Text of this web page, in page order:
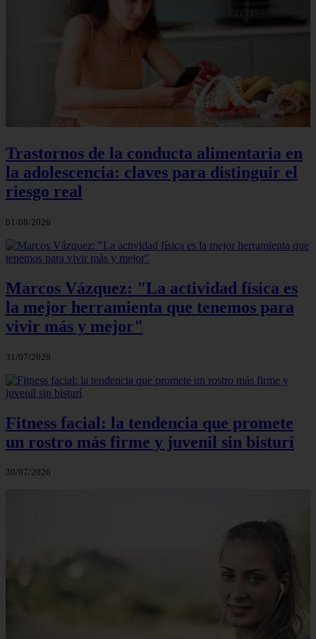
Trastornos de la conducta alimentaria en
la adolescencia: claves para distinguir el
riesgo real
01/08/2026
Marcos Vázquez: "La actividad física es
la mejor herramienta que tenemos para
vivir más y mejor"
31/07/2026
Fitness facial: la tendencia que promete
un rostro más firme y juvenil sin bisturí
30/07/2026